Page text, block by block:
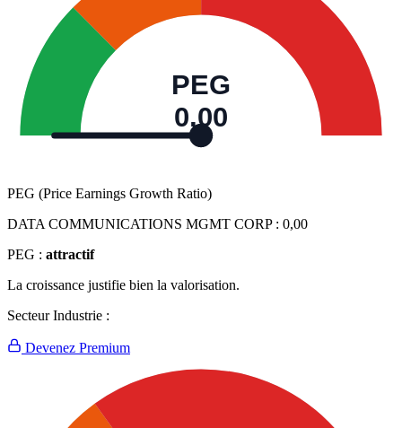
PEG
0,00
PEG (Price Earnings Growth Ratio)
DATA COMMUNICATIONS MGMT CORP : 0,00
PEG : attractif
La croissance justifie bien la valorisation.
Secteur Industrie :
Devenez Premium